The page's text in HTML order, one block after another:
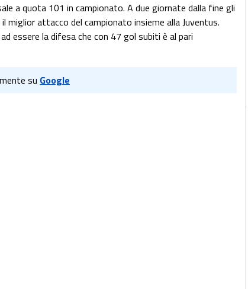
a quota 101 in campionato. A due giornate dalla fine gli
miglior attacco del campionato insieme alla Juventus.
essere la difesa che con 47 gol subiti è al pari
su Google